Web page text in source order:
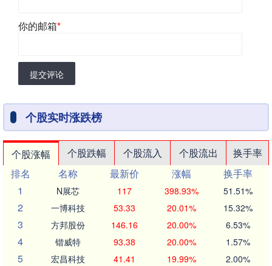
你的邮箱*
提交评论
个股实时涨跌榜
个股涨幅 个股跌幅 个股流入 个股流出
换手率
排名
名称 最新价 涨幅
换手率
1
N展芯 117 398.93% 51.51%
2 一博科技 53.33 20.01% 15.32%
3 方邦股份 146.16 20.00% 6.53%
4 锴威特 93.38 20.00% 1.57%
5 宏昌科技 41.41 19.99% 2.00%